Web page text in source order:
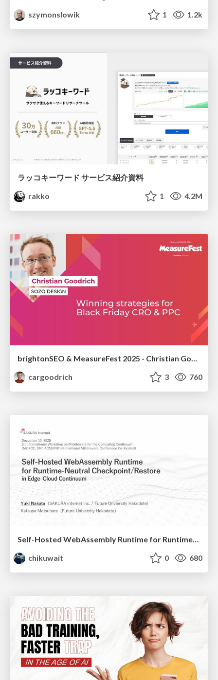
szymonslowik
1 1.2k
ラッコキーワード サービス紹介資料
rakko
1 4.2M
brightonSEO & MeasureFest 2025 - Christian Goodrich - Winning strategies for Black Friday CRO & PPC
cargoodrich
3 760
Self-Hosted WebAssembly Runtime for Runtime-Neutral Checkpoint/Restore in Edge–Cloud Continuum
chikuwait
0 680